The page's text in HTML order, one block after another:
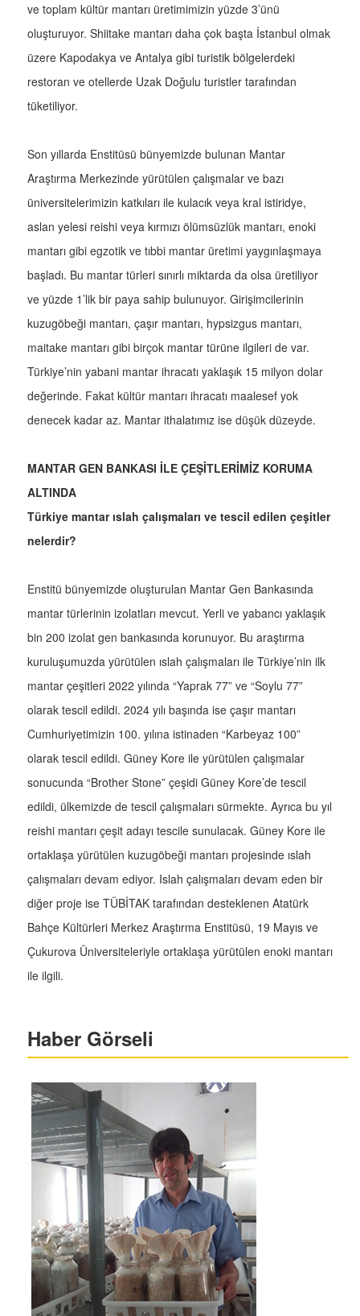
ve toplam kültür mantarı üretimimizin yüzde 3’ünü
oluşturuyor. Shiitake mantarı daha çok başta İstanbul olmak
üzere Kapodakya ve Antalya gibi turistik bölgelerdeki
restoran ve otellerde Uzak Doğulu turistler tarafından
tüketiliyor.
Son yıllarda Enstitüsü bünyemizde bulunan Mantar
Araştırma Merkezinde yürütülen çalışmalar ve bazı
üniversitelerimizin katkıları ile kulacık veya kral istiridye,
aslan yelesi reishi veya kırmızı ölümsüzlük mantarı, enoki
mantarı gibi egzotik ve tıbbi mantar üretimi yaygınlaşmaya
başladı. Bu mantar türleri sınırlı miktarda da olsa üretiliyor
ve yüzde 1’lik bir paya sahip bulunuyor. Girişimcilerinin
kuzugöbeği mantarı, çaşır mantarı, hypsizgus mantarı,
maitake mantarı gibi birçok mantar türüne ilgileri de var.
Türkiye’nin yabani mantar ihracatı yaklaşık 15 milyon dolar
değerinde. Fakat kültür mantarı ihracatı maalesef yok
denecek kadar az. Mantar ithalatımız ise düşük düzeyde.
MANTAR GEN BANKASI İLE ÇEŞİTLERİMİZ KORUMA
ALTINDA
Türkiye mantar ıslah çalışmaları ve tescil edilen çeşitler
nelerdir?
Enstitü bünyemizde oluşturulan Mantar Gen Bankasında
mantar türlerinin izolatları mevcut. Yerli ve yabancı yaklaşık
bin 200 izolat gen bankasında korunuyor. Bu araştırma
kuruluşumuzda yürütülen ıslah çalışmaları ile Türkiye’nin ilk
mantar çeşitleri 2022 yılında “Yaprak 77” ve “Soylu 77”
olarak tescil edildi. 2024 yılı başında ise çaşır mantarı
Cumhuriyetimizin 100. yılına istinaden “Karbeyaz 100”
olarak tescil edildi. Güney Kore ile yürütülen çalışmalar
sonucunda “Brother Stone” çeşidi Güney Kore’de tescil
edildi, ülkemizde de tescil çalışmaları sürmekte. Ayrıca bu yıl
reishi mantarı çeşit adayı tescile sunulacak. Güney Kore ile
ortaklaşa yürütülen kuzugöbeği mantarı projesinde ıslah
çalışmaları devam ediyor. Islah çalışmaları devam eden bir
diğer proje ise TÜBİTAK tarafından desteklenen Atatürk
Bahçe Kültürleri Merkez Araştırma Enstitüsü, 19 Mayıs ve
Çukurova Üniversiteleriyle ortaklaşa yürütülen enoki mantarı
ile ilgili.
Haber Görseli